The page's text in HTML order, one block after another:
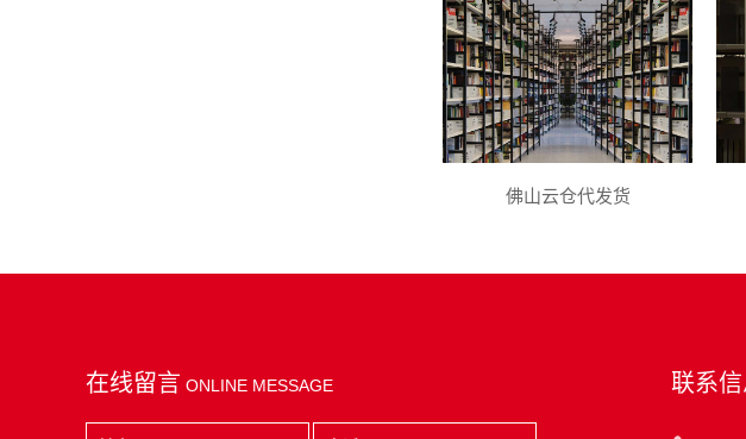
佛山云仓代发货
在线留言 ONLINE MESSAGE 联系